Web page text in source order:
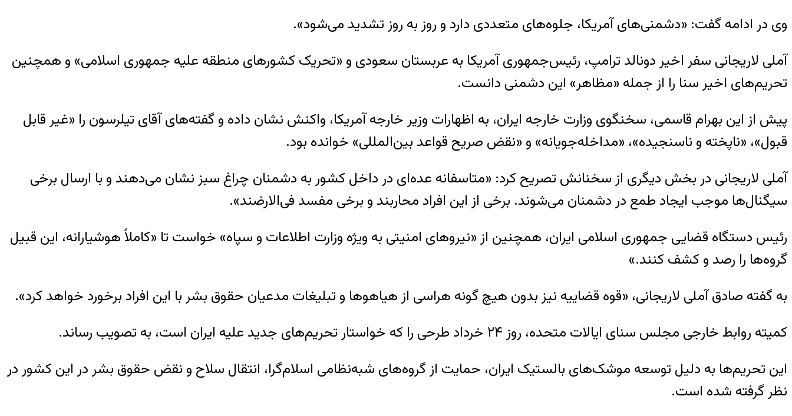
وی در ادامه گفت: «دشمنی‌های آمریکا، جلوه‌های متعددی دارد و روز به روز تشدید می‌شود».
آملی لاریجانی سفر اخیر دونالد ترامپ، رئیس‌جمهوری آمریکا به عربستان سعودی و «تحریک کشورهای منطقه علیه جمهوری اسلامی» و همچنین
تحریم‌های اخیر سنا را از جمله «مظاهر» این دشمنی دانست.
پیش از این بهرام قاسمی، سخنگوی وزارت خارجه ایران، به اظهارات وزیر خارجه آمریکا، واکنش نشان داده و گفته‌های آقای تیلرسون را «غیر قابل
قبول»، «ناپخته و ناسنجیده»، «مداخله‌جویانه» و «نقض صریح قواعد بین‌المللی» خوانده بود.
آملی لاریجانی در بخش دیگری از سخنانش تصریح کرد: «متاسفانه عده‌ای در داخل کشور به دشمنان چراغ سبز نشان می‌دهند و با ارسال برخی
سیگنال‌ها موجب ایجاد طمع در دشمنان می‌شوند. برخی از این افراد محاربند و برخی مفسد فی‌الارضند».
رئیس دستگاه قضایی جمهوری اسلامی ایران، همچنین از «نیروهای امنیتی به ویژه وزارت اطلاعات و سپاه» خواست تا «کاملاً هوشیارانه، این قبیل
گروه‌ها را رصد و کشف کنند.»
به گفته صادق آملی لاریجانی، «قوه قضاییه نیز بدون هیچ گونه هراسی از هیاهو‌ها و تبلیغات مدعیان حقوق بشر با این افراد برخورد خواهد کرد».
کمیته روابط خارجی مجلس سنای ایالات متحده، روز ۲۴ خرداد طرحی را که خواستار تحریم‌های جدید علیه ایران است، به تصویب رساند.
این تحریم‌ها به دلیل توسعه موشک‌های بالستیک ایران، حمایت از گروه‌های شبه‌نظامی اسلام‌گرا، انتقال سلاح و نقض حقوق بشر در این کشور در
نظر گرفته شده است.